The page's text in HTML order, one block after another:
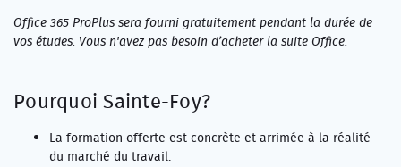
Office 365 ProPlus sera fourni gratuitement pendant la durée de
vos études. Vous n'avez pas besoin d’acheter la suite Office.
Pourquoi Sainte-Foy?
La formation offerte est concrète et arrimée à la réalité
du marché du travail.